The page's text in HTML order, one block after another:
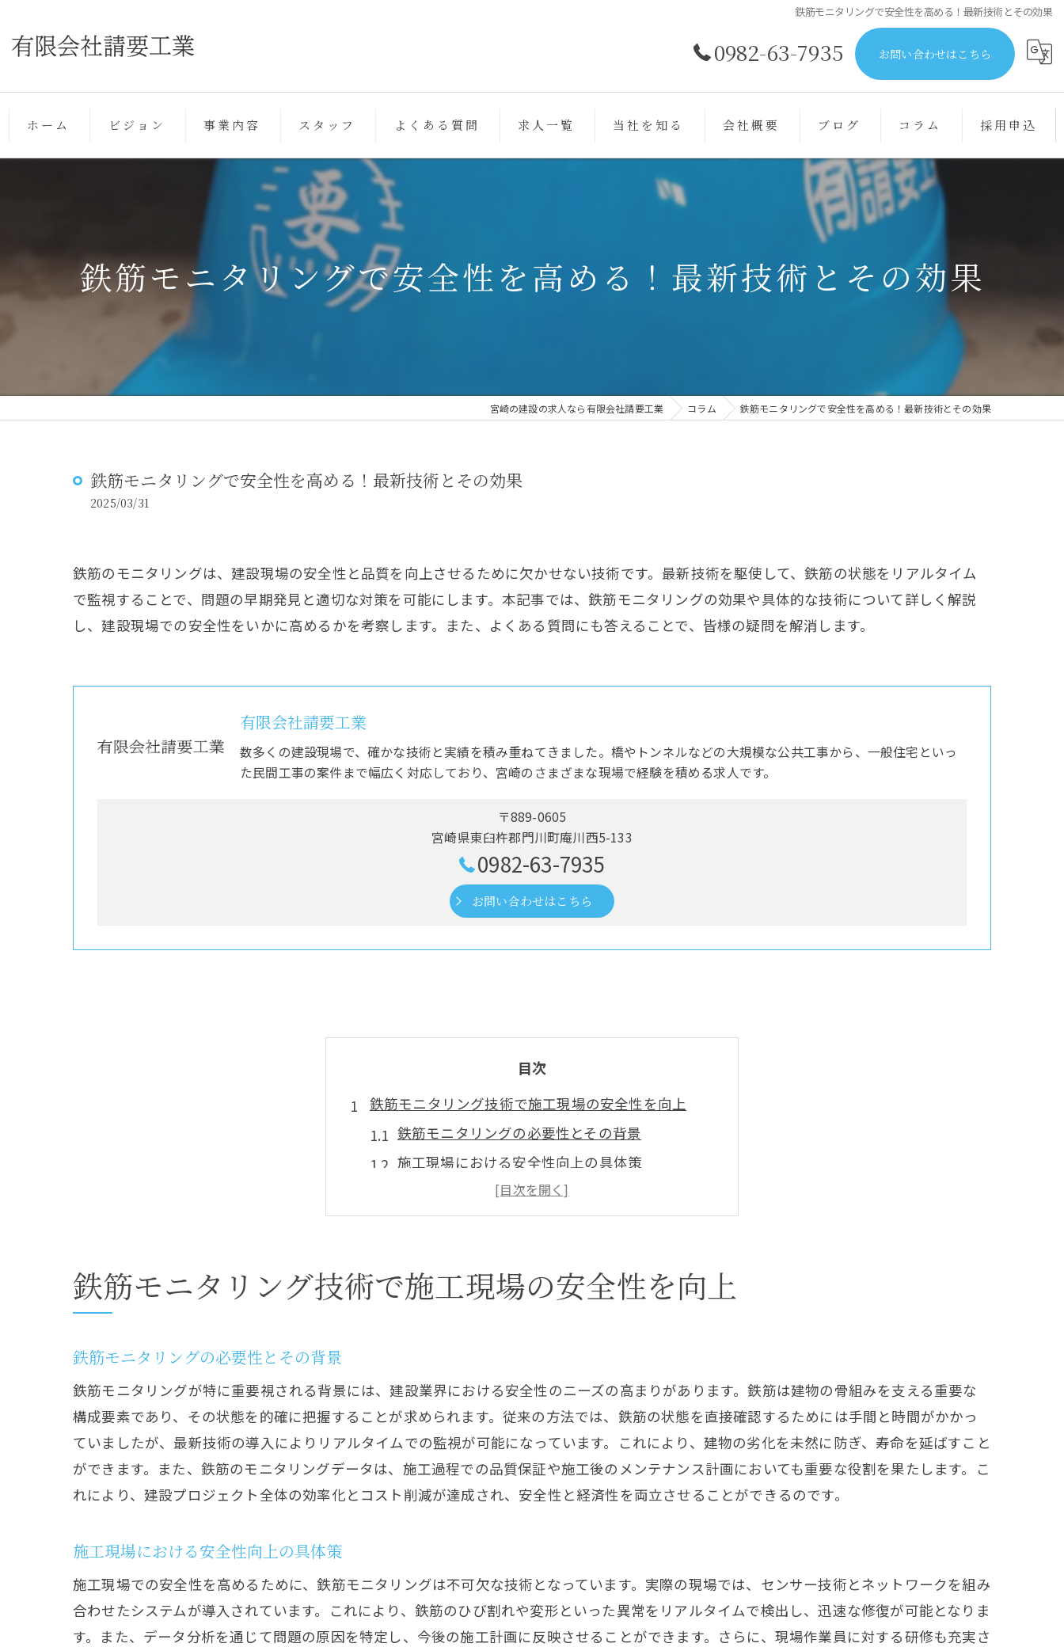
鉄筋モニタリングで安全性を高める！最新技術とその効果
0982-63-7935 お問い合わせはこちら
ホーム ビジョン 事業内容 スタッフ よくある質問 求人一覧 当社を知る
スキルアップ
会社概要 ブログ コラム 採用申込
鉄筋モニタリングで安全性を高める！最新技術とその効果
宮崎の建設の求人なら有限会社請要工業 コラム 鉄筋モニタリングで安全性を高める！最新技術とその効果
鉄筋モニタリングで安全性を高める！最新技術とその効果
2025/03/31
鉄筋のモニタリングは、建設現場の安全性と品質を向上させるために欠かせない技術です。最新技術を駆使して、鉄筋の状態をリアルタイム
で監視することで、問題の早期発見と適切な対策を可能にします。本記事では、鉄筋モニタリングの効果や具体的な技術について詳しく解説
し、建設現場での安全性をいかに高めるかを考察します。また、よくある質問にも答えることで、皆様の疑問を解消します。
有限会社請要工業
数多くの建設現場で、確かな技術と実績を積み重ねてきました。橋やトンネルなどの大規模な公共工事から、一般住宅といっ
た民間工事の案件まで幅広く対応しており、宮崎のさまざまな現場で経験を積める求人です。
〒889-0605
宮崎県東臼杵郡門川町庵川西5-133
0982-63-7935
お問い合わせはこちら
目次
鉄筋モニタリング技術で施工現場の安全性を向上
鉄筋モニタリングの必要性とその背景
施工現場における安全性向上の具体策
鉄筋モニタリングがもたらす労働環境の改善
安全性と生産性を両立させるアプローチ
鉄筋モニタリングに関する業界の動向
最新センサー技術による精度の向上
モニタリングデータの活用事例
鉄筋モニタリングがもたらすコスト削減効果
技術革新による新たな安全基準の確立
リアルタイム監視のメリットと限界
鉄筋劣化の早期発見と対応策
鉄筋モニタリング技術で施工現場の安全性を向上
鉄筋モニタリングの必要性とその背景
鉄筋モニタリングが特に重要視される背景には、建設業界における安全性のニーズの高まりがあります。鉄筋は建物の骨組みを支える重要な
構成要素であり、その状態を的確に把握することが求められます。従来の方法では、鉄筋の状態を直接確認するためには手間と時間がかかっ
ていましたが、最新技術の導入によりリアルタイムでの監視が可能になっています。これにより、建物の劣化を未然に防ぎ、寿命を延ばすこと
ができます。また、鉄筋のモニタリングデータは、施工過程での品質保証や施工後のメンテナンス計画においても重要な役割を果たします。こ
れにより、建設プロジェクト全体の効率化とコスト削減が達成され、安全性と経済性を両立させることができるのです。
施工現場における安全性向上の具体策
施工現場での安全性を高めるために、鉄筋モニタリングは不可欠な技術となっています。実際の現場では、センサー技術とネットワークを組み
合わせたシステムが導入されています。これにより、鉄筋のひび割れや変形といった異常をリアルタイムで検出し、迅速な修復が可能となりま
す。また、データ分析を通じて問題の原因を特定し、今後の施工計画に反映させることができます。さらに、現場作業員に対する研修も充実さ